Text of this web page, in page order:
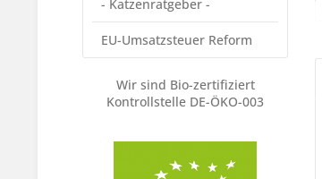
- Katzenratgeber -
EU-Umsatzsteuer Reform
Wir sind Bio-zertifiziert
Kontrollstelle DE-ÖKO-003